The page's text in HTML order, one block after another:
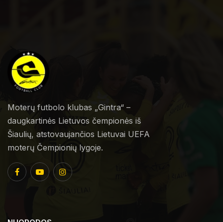
Moterų futbolo klubas „Gintra“ –
daugkartinės Lietuvos čempionės iš
Šiaulių, atstovaujančios Lietuvai UEFA
moterų Čempionių lygoje.